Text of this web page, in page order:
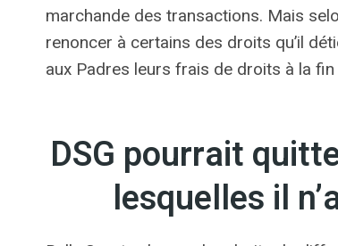
marchande des transactions. Mais
renoncer à certains des droits qu’il
aux Padres leurs frais de droits à la
DSG pourrait
lesquelles il